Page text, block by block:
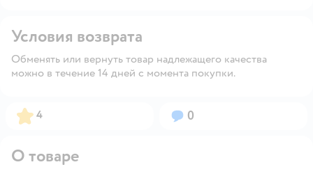
Условия возврата
Обменять или вернуть товар надлежащего качества
можно в течение 14 дней с момента покупки.
Рейтинг:
4 Вопросов:
0
О товаре